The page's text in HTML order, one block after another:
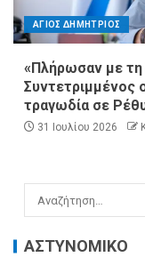
ΑΓΙΟΣ ΔΗΜΗΤΡΙΟΣ
«Πλήρωσαν με
Συντετριμμένος
τραγωδία σε
31 Ιουλίου 2026
ΑΣΤΥΝΟΜΙΚΟ